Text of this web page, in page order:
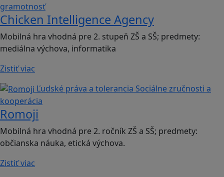
gramotnosť
Chicken Intelligence Agency
Mobilná hra vhodná pre 2. stupeň ZŠ a SŠ; predmety:
mediálna výchova, informatika
Zistiť viac
Ľudské práva a tolerancia Sociálne zručnosti a
kooperácia
Romoji
Mobilná hra vhodná pre 2. ročník ZŠ a SŠ; predmety:
občianska náuka, etická výchova.
Zistiť viac